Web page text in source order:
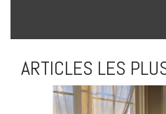
ARTICLES LES